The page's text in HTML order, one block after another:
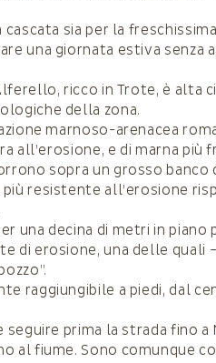
sia per la
una giornata estiva senza
ricco in Trote, è alta
della zona.
marnoso-arenacea
all’erosione, e di marna più
sopra un grosso banco
resistente all’erosione
una decina di metri in piano
di erosione, una delle quali
raggiungibile a piedi, dal
prima la strada fino a
al fiume. Sono comunque